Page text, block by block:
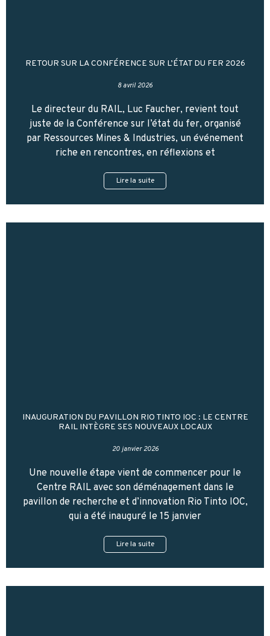
RETOUR SUR LA CONFÉRENCE SUR L’ÉTAT DU FER 2026
8 avril 2026
Le directeur du RAIL, Luc Faucher, revient tout
juste de la Conférence sur l’état du fer, organisé
par Ressources Mines & Industries, un événement
riche en rencontres, en réflexions et
Lire la suite
INAUGURATION DU PAVILLON RIO TINTO IOC : LE CENTRE
RAIL INTÈGRE SES NOUVEAUX LOCAUX
20 janvier 2026
Une nouvelle étape vient de commencer pour le
Centre RAIL avec son déménagement dans le
pavillon de recherche et d’innovation Rio Tinto IOC,
qui a été inauguré le 15 janvier
Lire la suite